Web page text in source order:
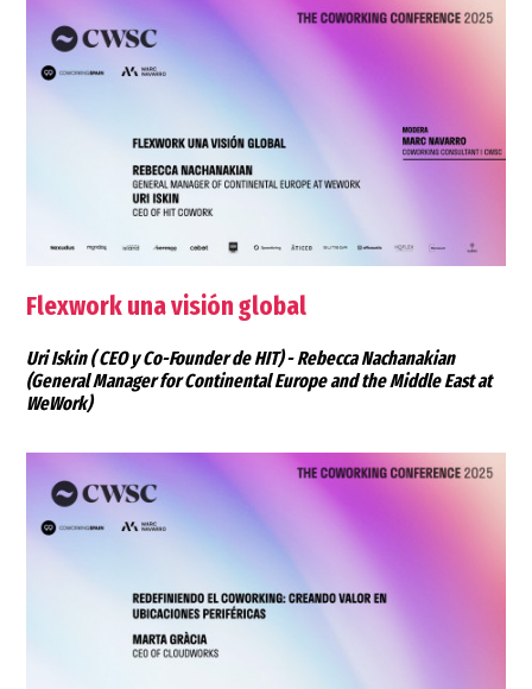
Flexwork una visión global
Uri Iskin( CEO y Co-Founder de HIT) -Rebecca Nachanakian
(General Manager for Continental Europe and the Middle East at
WeWork)